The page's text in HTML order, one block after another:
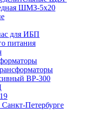
ШМЗ-5х20
для ИБП
питания
ВР-300
Петербурге